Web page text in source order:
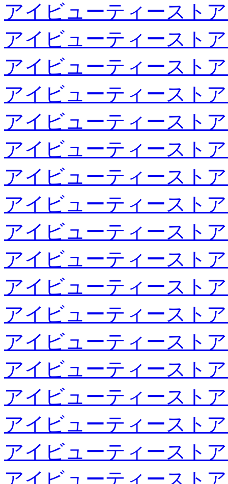
アイビューティースト
アイビューティースト
アイビューティースト
アイビューティースト
アイビューティースト
アイビューティースト
アイビューティースト
アイビューティースト
アイビューティースト
アイビューティースト
アイビューティースト
アイビューティースト
アイビューティースト
アイビューティースト
アイビューティースト
アイビューティースト
アイビューティースト
アイビューティースト